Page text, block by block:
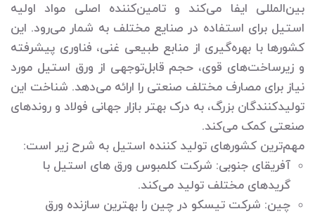
بین‌المللی ایفا می‌کند و تامین‌کننده اصلی مواد اولیه
استیل برای استفاده در صنایع مختلف به شمار می‌رود. این
کشورها با بهره‌گیری از منابع طبیعی غنی، فناوری پیشرفته
و زیرساخت‌های قوی، حجم قابل‌توجهی از ورق استیل مورد
نیاز برای مصارف مختلف صنعتی را ارائه می‌دهد. شناخت این
تولیدکنندگان بزرگ، به درک بهتر بازار جهانی فولاد و روندهای
صنعتی کمک می‌کند.
مهم‌ترین کشورهای تولید کننده استیل به شرح زیر است:
آفریقای جنوبی: شرکت کلمبوس ورق های استیل با
گریدهای مختلف تولید می‌کند.
چین: شرکت تیسکو در چین را بهترین سازنده ورق